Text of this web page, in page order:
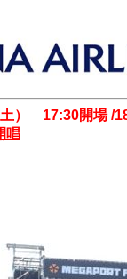
） 17:30開場 /
唱